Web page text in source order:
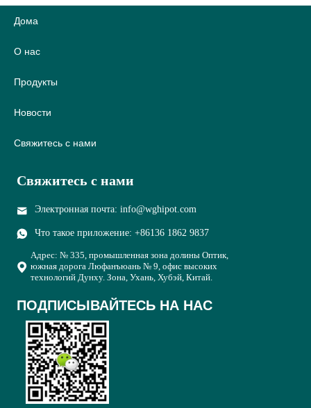
Дома
О нас
Продукты
Новости
Свяжитесь с нами
Свяжитесь с нами
Электронная почта: info@wghipot.com
Что такое приложение: +86136 1862 9837
Адрес: № 335, промышленная зона долины Оптик,
южная дорога Люфанъюань № 9, офис высоких
технологий Дунху. Зона, Ухань, Хубэй, Китай.
ПОДПИСЫВАЙТЕСЬ НА НАС